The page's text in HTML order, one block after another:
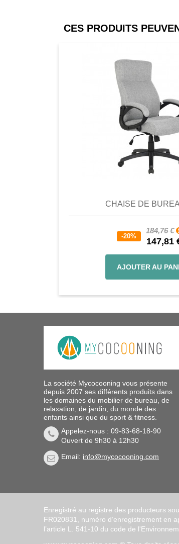
CES PRODUITS
CHAISE DE
-20%
184,76 €
147,81
AJOUTER AU
Favori
La société Mycocooning vous présente
depuis 2007 ses différents produits dans
les domaines du mobilier de bureau, de
relaxation, de jardin, du monde des
enfants ainsi que du sport & fitness.
Appelez-nous : 09-83-68-18-90
Ouvert de 9h30 à 12h30
Email: info@mycocooning.com
Enregistré au registre des producteurs
FR020831, numéro d’enregistrement en
l’article L. 541-10 du code de